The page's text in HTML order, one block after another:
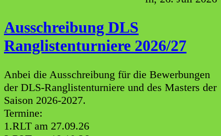
Ausschreibung DLS
Ranglistenturniere 2026/27
Anbei die Ausschreibung für die Bewerbungen
der DLS-Ranglistenturniere und des Masters der
Saison 2026-2027.
Termine:
1.RLT am 27.09.26